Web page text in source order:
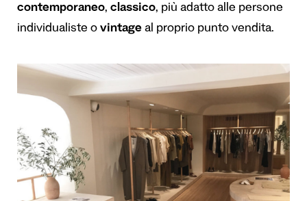
contemporaneo, classico, più adatto alle persone
individualiste o vintage al proprio punto vendita.